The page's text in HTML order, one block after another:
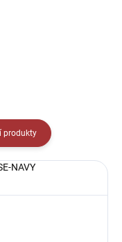
produkty
NAVY